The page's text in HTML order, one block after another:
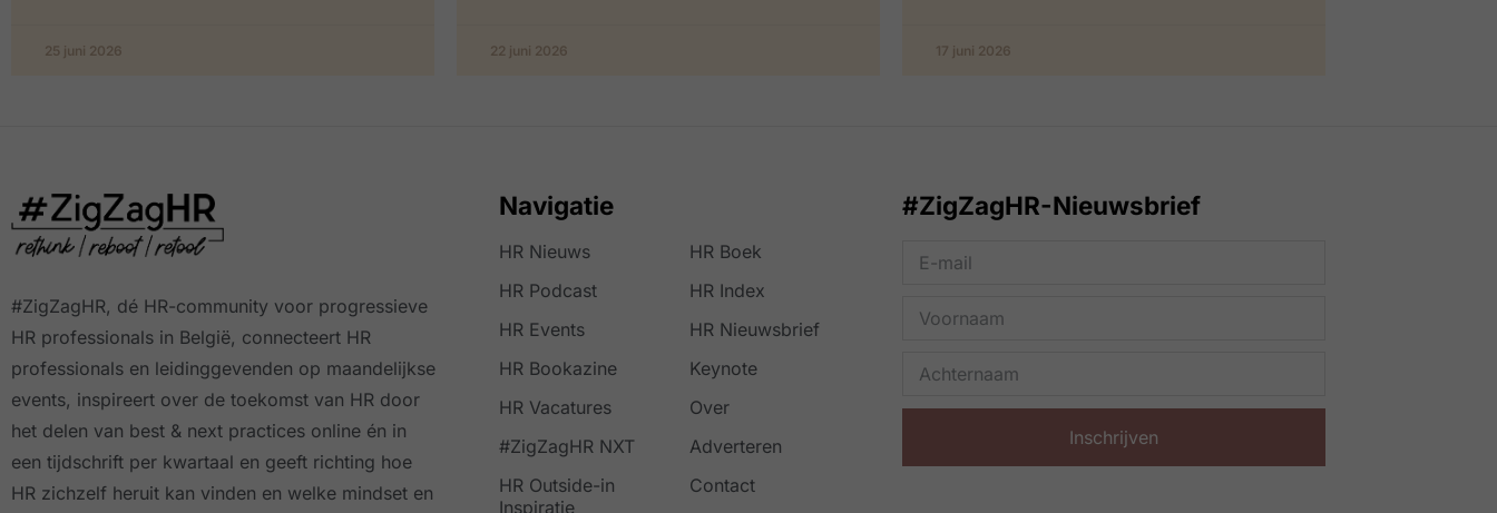
25 juni 2026 22 juni 2026 17 juni 2026
#ZigZagHR, dé HR-community voor progressieve
HR professionals in België, connecteert HR
professionals en leidinggevenden op maandelijkse
events, inspireert over de toekomst van HR door
het delen van best & next practices online én in
een tijdschrift per kwartaal en geeft richting hoe
HR zichzelf heruit kan vinden en welke mindset en
Navigatie
HR Nieuws
HR Podcast
HR Events
HR Bookazine
HR Vacatures
#ZigZagHR NXT
HR Outside-in
Inspiratie
HR Boek
HR Index
HR Nieuwsbrief
Keynote
Over
Adverteren
Contact
#ZigZagHR-Nieuwsbrief
Inschrijven